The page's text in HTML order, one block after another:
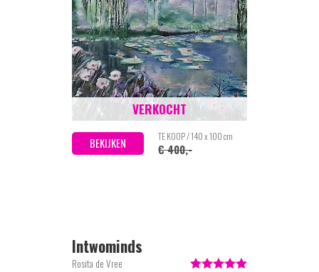
BEKIJKEN TE KOOP / 140 x 100 cm
€ 400,-
VERKOCHT
Intwominds
Rosita de Vree